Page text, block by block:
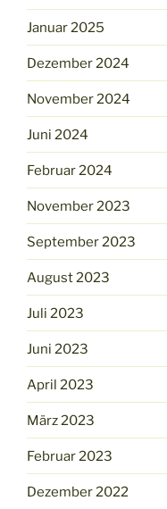
Januar 2025
Dezember 2024
November 2024
Juni 2024
Februar 2024
November 2023
September 2023
August 2023
Juli 2023
Juni 2023
April 2023
März 2023
Februar 2023
Dezember 2022